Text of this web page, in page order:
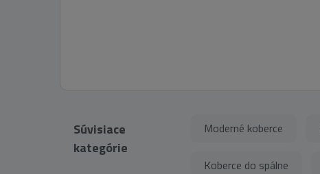
Súvisiace
kategórie
Moderné koberce
Koberce do spálne